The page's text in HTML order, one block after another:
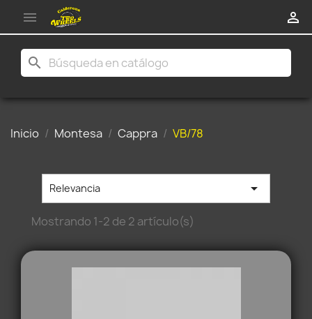
 
search
Inicio Montesa Cappra VB/78
Relevancia 
Mostrando 1-2 de 2 artículo(s)